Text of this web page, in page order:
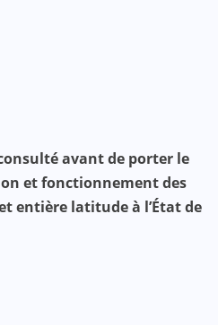
avant de porter le
et fonctionnement des
entière latitude à l’État de